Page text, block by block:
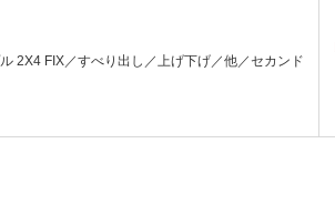
2X4 FIX／すべり出し／上げ下げ／他／セカンド